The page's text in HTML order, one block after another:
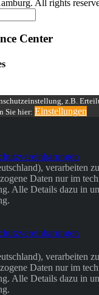
All rights
Center
z.B.
Sie hier: Einstellungen
verarbeiten
Daten nur im
Alle Details dazu in
verarbeiten
Daten nur im
Alle Details dazu in